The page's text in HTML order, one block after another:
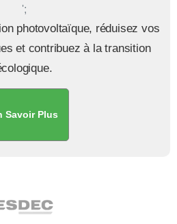
';
photovoltaïque, réduisez vos
et contribuez à la transition
Savoir Plus